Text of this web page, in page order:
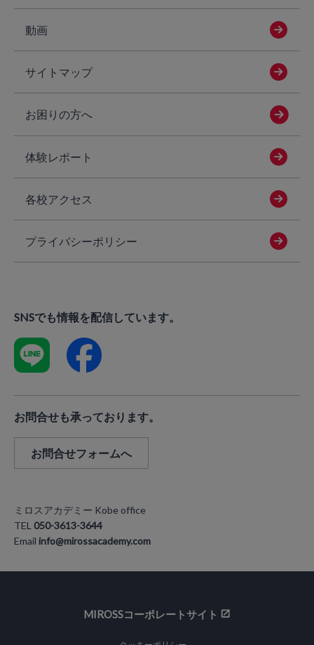
動画
サイトマップ
お困りの方へ
体験レポート
各校アクセス
プライバシーポリシー
SNSでも情報を配信しています。
お問合せも承っております。
お問合せフォームへ
ミロスアカデミー Kobe office
TEL 050-3613-3644
Emailinfo@mirossacademy.com
MIROSSコーポレートサイト